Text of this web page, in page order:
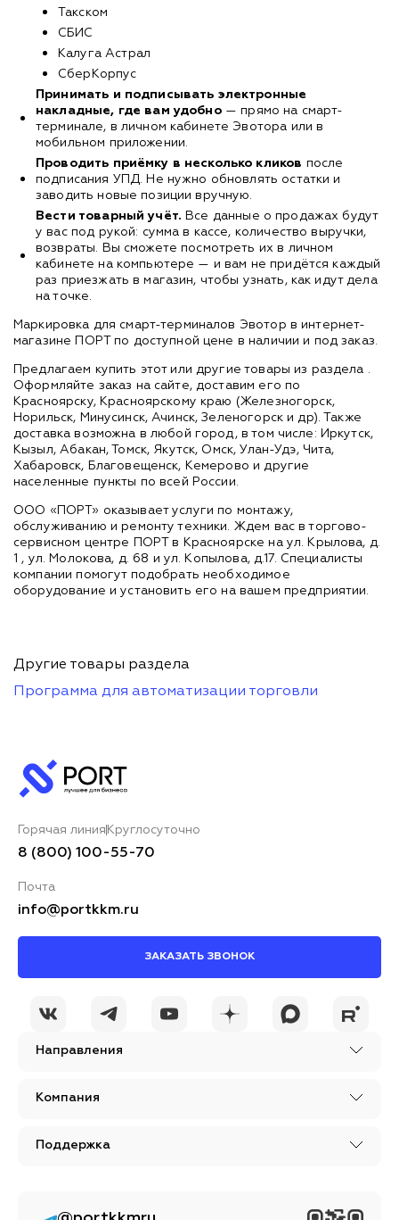
Такском
СБИС
Калуга Астрал
СберКорпус
Принимать и подписывать электронные
накладные, где вам удобно— прямо на смарт-
терминале, в личном кабинете Эвотора или в
мобильном приложении.
Проводить приёмку в несколько кликов после
подписания УПД. Не нужно обновлять остатки и
заводить новые позиции вручную.
Вести товарный учёт. Все данные о продажах будут
у вас под рукой: сумма в кассе, количество выручки,
возвраты. Вы сможете посмотреть их в личном
кабинете на компьютере — и вам не придётся каждый
раз приезжать в магазин, чтобы узнать, как идут дела
на точке.
Маркировка для смарт-терминалов Эвотор в интернет-
магазине ПОРТ по доступной цене в наличии и под заказ.
Предлагаем купить этот или другие товары из раздела .
Оформляйте заказ на сайте, доставим его по
Красноярску, Красноярскому краю (Железногорск,
Норильск, Минусинск, Ачинск, Зеленогорск и др). Также
доставка возможна в любой город, в том числе: Иркутск,
Кызыл, Абакан, Томск, Якутск, Омск, Улан-Удэ, Чита,
Хабаровск, Благовещенск, Кемерово и другие
населенные пункты по всей России.
ООО «ПОРТ» оказывает услуги по монтажу,
обслуживанию и ремонту техники. Ждем вас в торгово-
сервисном центре ПОРТ в Красноярске на ул. Крылова, д.
1 , ул. Молокова, д. 68 и ул. Копылова, д.17. Специалисты
компании помогут подобрать необходимое
оборудование и установить его на вашем предприятии.
Другие товары раздела
Программа для автоматизации торговли
Направления
Компания
Поддержка
Горячая линия Круглосуточно
8 (800) 100-55-70
Почта
info@portkkm.ru
ЗАКАЗАТЬ ЗВОНОК